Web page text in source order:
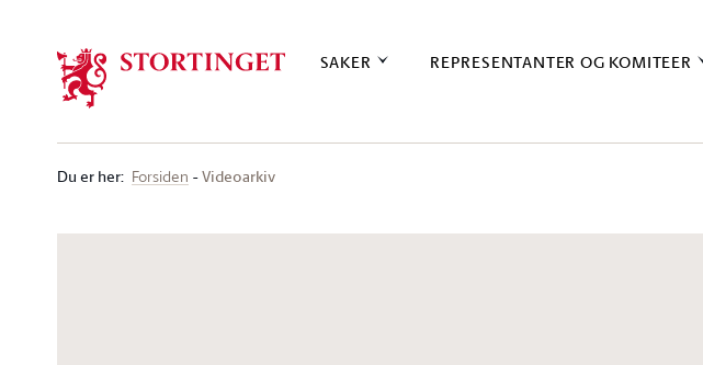
SAKER REPRESENTANTER OG KOMITEER
Du er her: Forsiden Videoarkiv